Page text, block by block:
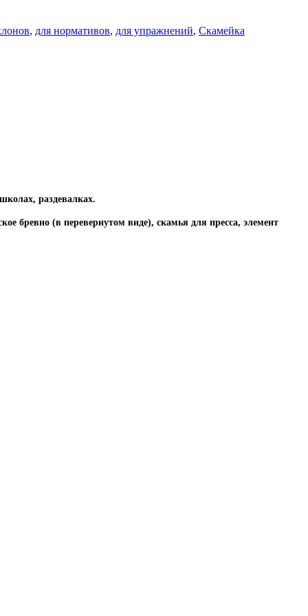
, для нормативов, для упражнений, Скамейка
раздевалках.
бревно (в перевернутом виде), скамья для пресса, элемент